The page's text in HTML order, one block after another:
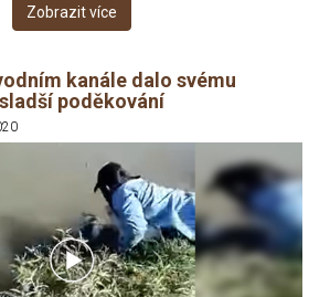
Zobrazit více
kanále dalo svému
poděkování